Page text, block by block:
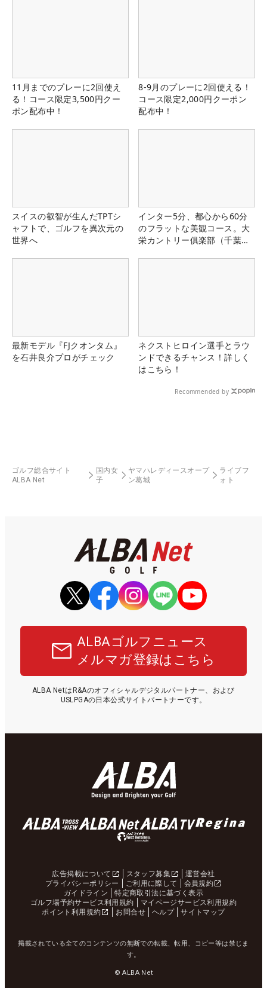
11月までのプレーに2回使え
る！コース限定3,500円クー
ポン配布中！
8-9月のプレーに2回使える！
コース限定2,000円クーポン
配布中！
スイスの叡智が生んだTPTシ
ャフトで、ゴルフを異次元の
世界へ
インター5分、都心から60分
のフラットな美観コース。大
栄カントリー俱楽部（千葉
最新モデル『FJクオンタム』
を石井良介プロがチェック
ネクストヒロイン選手とラウ
ンドできるチャンス！詳しく
はこちら！
Recommended by
ゴルフ総合サイト
ALBA Net
国内女
子
ヤマハレディースオープ
ン葛城
ライブフ
ォト
ALBAゴルフニュース
メルマガ登録はこちら
ALBA NetはR&Aのオフィシャルデジタルパートナー、および
USLPGAの日本公式サイトパートナーです。
広告掲載について スタッフ募集
運営会社
プライバシーポリシー
ご利用に際して
会員規約
ガイドライン
特定商取引法に基づく表示
ゴルフ場予約サービス利用規約
マイページサービス利用規約
ポイント利用規約
お問合せ ヘルプ サイトマップ
掲載されている全てのコンテンツの無断での転載、転用、コピー等は禁じま
す。
© ALBA Net